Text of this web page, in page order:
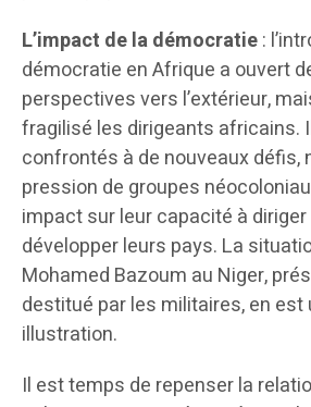
L’impact de la démocratie:
démocratie en Afrique a ouvert
perspectives vers l’extérieur,
fragilisé les dirigeants africains.
confrontés à de nouveaux défis,
pression de groupes
impact sur leur capacité à
développer leurs pays. La
Mohamed Bazoum au Niger,
destitué par les militaires, en est
illustration.
Il est temps de repenser la